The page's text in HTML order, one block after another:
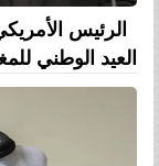
الرئيس
العيد الوطني